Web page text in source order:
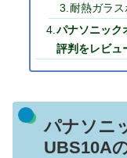
耐熱ガラ
パナソニック
評判をレビュ
パナソニ
UBS10A